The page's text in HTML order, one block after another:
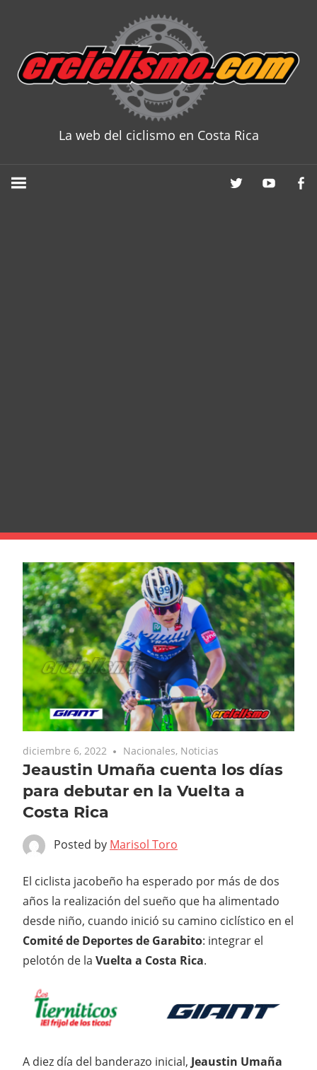
content
La web del ciclismo en Costa Rica
diciembre 6, 2022 Nacionales, Noticias
Jeaustin Umaña cuenta los días
para debutar en la Vuelta a
Costa Rica
Posted by Marisol Toro
El ciclista jacobeño ha esperado por más de dos
años la realización del sueño que ha alimentado
desde niño, cuando inició su camino ciclístico en el
Comité de Deportes de Garabito: integrar el
pelotón de la Vuelta a Costa Rica.
A diez día del banderazo inicial, Jeaustin Umaña